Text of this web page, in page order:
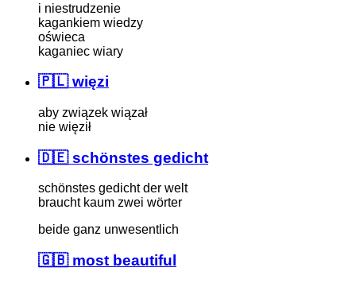
i niestrudzenie
kagankiem wiedzy
oświeca
kaganiec wiary
🇵🇱 więzi
aby związek wiązał
nie więził
🇩🇪 schönstes gedicht
schönstes gedicht der welt
braucht kaum zwei wörter
beide ganz unwesentlich
🇬🇧 most beautiful